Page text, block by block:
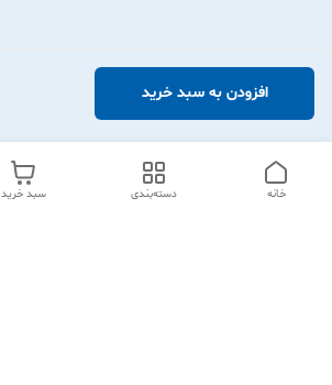
افزودن به سبد خرید
سبد خرید دسته‌بندی خانه